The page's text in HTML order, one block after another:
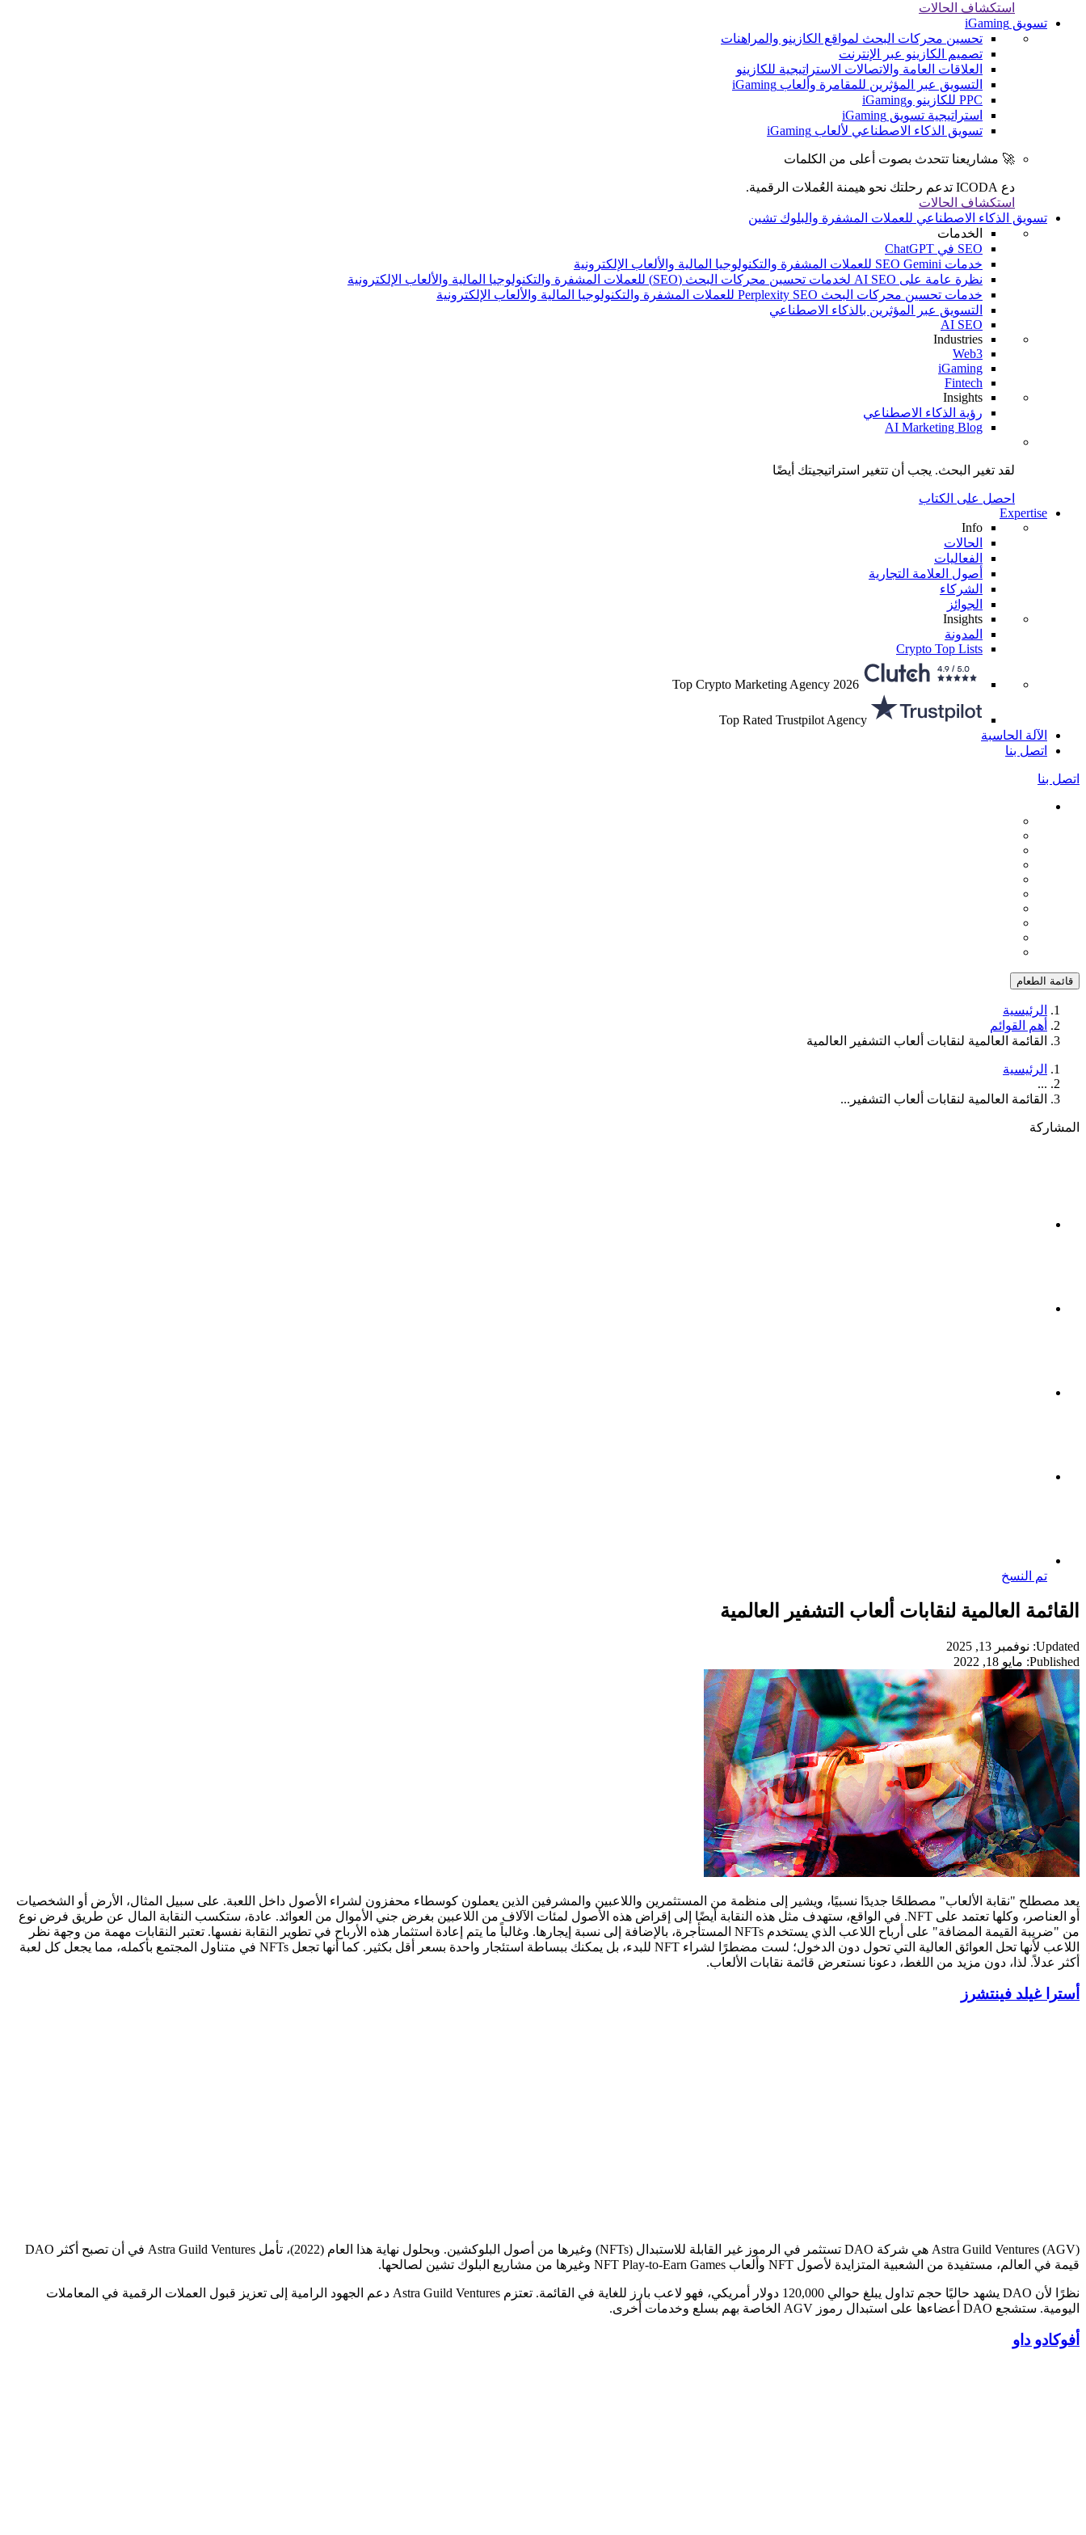
استكشاف الحالات
تسويق iGaming
تحسين محركات البحث لمواقع الكازينو والمراهنات
تصميم الكازينو عبر الإنترنت
العلاقات العامة والاتصالات الاستراتيجية للكازينو
التسويق عبر المؤثرين للمقامرة وألعاب iGaming
PPC للكازينو وiGaming
استراتيجية تسويق iGaming
تسويق الذكاء الاصطناعي لألعاب iGaming
🚀 مشاريعنا تتحدث بصوت أعلى من الكلمات
دع ICODA تدعم رحلتك نحو هيمنة العُملات الرقمية.
استكشاف الحالات
تسويق الذكاء الاصطناعي للعملات المشفرة والبلوك تشين
الخدمات
SEO في ChatGPT
خدمات SEO Gemini للعملات المشفرة والتكنولوجيا المالية والألعاب الإلكترونية
نظرة عامة على AI SEO لخدمات تحسين محركات البحث (SEO) للعملات المشفرة والتكنولوجيا المالية والألعاب الإلكترونية
خدمات تحسين محركات البحث Perplexity SEO للعملات المشفرة والتكنولوجيا المالية والألعاب الإلكترونية
التسويق عبر المؤثرين بالذكاء الاصطناعي
AI SEO
Industries
Web3
iGaming
Fintech
Insights
رؤية الذكاء الاصطناعي
AI Marketing Blog
لقد تغير البحث. يجب أن تتغير استراتيجيتك أيضًا
احصل على الكتاب
Expertise
Info
الحالات
الفعاليات
أصول العلامة التجارية
الشركاء
الجوائز
Insights
المدونة
Crypto Top Lists
Top Crypto Marketing Agency 2026
Top Rated Trustpilot Agency
الآلة الحاسبة
اتصل بنا
اتصل بنا
قائمة الطعام
الرئيسية
أهم القوائم
القائمة العالمية لنقابات ألعاب التشفير العالمية
الرئيسية
...
القائمة العالمية لنقابات ألعاب التشفير...
المشاركة
تم النسخ
القائمة العالمية لنقابات ألعاب التشفير العالمية
Updated: نوفمبر 13, 2025
Published: مايو 18, 2022
يعد مصطلح "نقابة الألعاب" مصطلحًا جديدًا نسبيًا، ويشير إلى منظمة من المستثمرين واللاعبين والمشرفين الذين يعملون كوسطاء محفزون لشراء الأصول داخل اللعبة. على سبيل المثال، الأرض أو الشخصيات
أو العناصر، وكلها تعتمد على NFT. في الواقع، ستهدف مثل هذه النقابة أيضًا إلى إقراض هذه الأصول لمئات الآلاف من اللاعبين بغرض جني الأموال من العوائد. عادة، ستكسب النقابة المال عن طريق فرض نوع
من "ضريبة القيمة المضافة" على أرباح اللاعب الذي يستخدم NFTs المستأجرة، بالإضافة إلى نسبة إيجارها. وغالباً ما يتم إعادة استثمار هذه الأرباح في تطوير النقابة نفسها. تعتبر النقابات مهمة من وجهة نظر
اللاعب لأنها تحل العوائق العالية التي تحول دون الدخول؛ لست مضطرًا لشراء NFT للبدء، بل يمكنك ببساطة استئجار واحدة بسعر أقل بكثير. كما أنها تجعل NFTs في متناول المجتمع بأكمله، مما يجعل كل لعبة
أكثر عدلاً. لذا، دون مزيد من اللغط، دعونا نستعرض قائمة نقابات الألعاب.
أسترا غيلد فينتشرز
Astra Guild Ventures (AGV) هي شركة DAO تستثمر في الرموز غير القابلة للاستبدال (NFTs) وغيرها من أصول البلوكشين. وبحلول نهاية هذا العام (2022)، تأمل Astra Guild Ventures في أن تصبح أكثر DAO
قيمة في العالم، مستفيدة من الشعبية المتزايدة لأصول NFT وألعاب NFT Play-to-Earn Games وغيرها من مشاريع البلوك تشين لصالحها.
نظرًا لأن DAO يشهد حاليًا حجم تداول يبلغ حوالي 120,000 دولار أمريكي، فهو لاعب بارز للغاية في القائمة. تعتزم Astra Guild Ventures دعم الجهود الرامية إلى تعزيز قبول العملات الرقمية في المعاملات
اليومية. ستشجع DAO أعضاءها على استبدال رموز AGV الخاصة بهم بسلع وخدمات أخرى.
أفوكادو داو